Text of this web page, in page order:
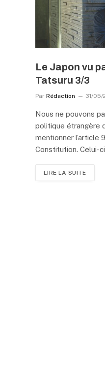
Le Japon vu
Tatsuru 3/3
Par Rédaction 31/05/
Nous ne pouvons
politique étrangère
mentionner l’article
Constitution. Celui-
LIRE LA SUITE